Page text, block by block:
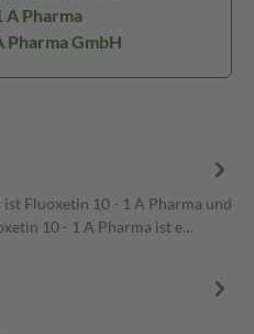
A Pharma
GmbH
ist Fluoxetin 10 - 1 A Pharma und
10 - 1 A Pharma ist e…